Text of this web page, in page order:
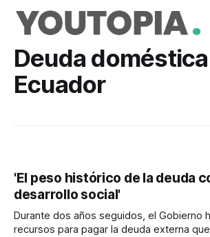
Deuda doméstica
Ecuador
'El peso histórico de la deuda
desarrollo social'
Durante dos años seguidos, el Gobierno
recursos para pagar la deuda externa